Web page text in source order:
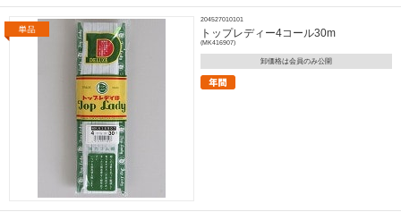
204527010101
トップレディー4コール30m
(MK416907)
卸価格は会員のみ公開